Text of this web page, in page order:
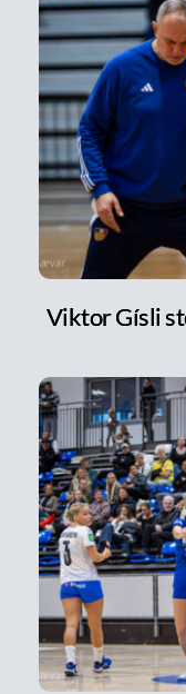
Viktor Gísli